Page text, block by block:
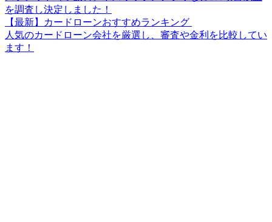
を調査し決定しました！
【最新】カードローンおすすめランキング
人気のカードローン会社を厳選し、審査や金利を比較してい
ます！